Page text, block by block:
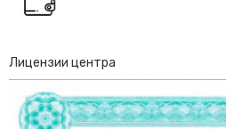
Лицензии центра